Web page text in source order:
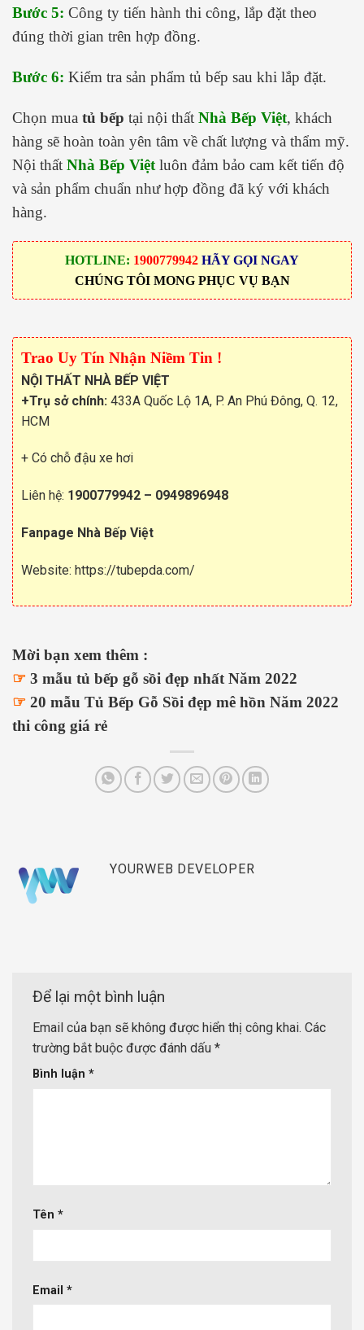
Bước 5: Công ty tiến hành thi công, lắp đặt theo
đúng thời gian trên hợp đồng.
Bước 6: Kiểm tra sản phẩm tủ bếp sau khi lắp đặt.
Chọn mua tủ bếp tại nội thất Nhà Bếp Việt, khách
hàng sẽ hoàn toàn yên tâm về chất lượng và thẩm mỹ.
Nội thất Nhà Bếp Việt luôn đảm bảo cam kết tiến độ
và sản phẩm chuẩn như hợp đồng đã ký với khách
hàng.
HOTLINE: 1900779942 HÃY GỌI NGAY
CHÚNG TÔI MONG PHỤC VỤ BẠN
Trao Uy Tín Nhận Niềm Tin !
NỘI THẤT NHÀ BẾP VIỆT
+Trụ sở chính: 433A Quốc Lộ 1A, P. An Phú Đông, Q. 12,
HCM
+ Có chỗ đậu xe hơi
Liên hệ: 1900779942 – 0949896948
Fanpage Nhà Bếp Việt
Website: https://tubepda.com/
Mời bạn xem thêm :
☞ 3 mẫu tủ bếp gỗ sồi đẹp nhất Năm 2022
☞ 20 mẫu Tủ Bếp Gỗ Sồi đẹp mê hồn Năm 2022
thi công giá rẻ
YOURWEB DEVELOPER
Để lại một bình luận
Email của bạn sẽ không được hiển thị công khai. Các
trường bắt buộc được đánh dấu *
Bình luận *
Tên *
Email *